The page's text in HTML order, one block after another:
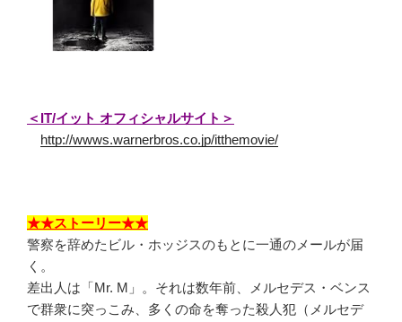
＜IT/イット オフィシャルサイト＞
http://wwws.warnerbros.co.jp/itthemovie/
★★ストーリー★★
警察を辞めたビル・ホッジスのもとに一通のメールが届
く。
差出人は「Mr. M」。それは数年前、メルセデス・ベンス
で群衆に突っこみ、多くの命を奪った殺人犯（メルセデ